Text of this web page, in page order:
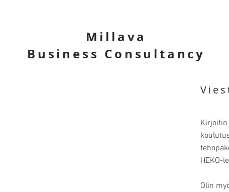
Millava
Business Consultancy
Kirjoitin
HEKO-
Olin